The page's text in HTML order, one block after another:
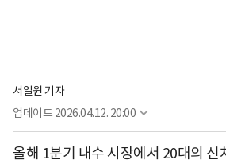
서일원 기자
업데이트 2026.04.12. 20:00
올해 1분기 내수 시장에서 20대의 신